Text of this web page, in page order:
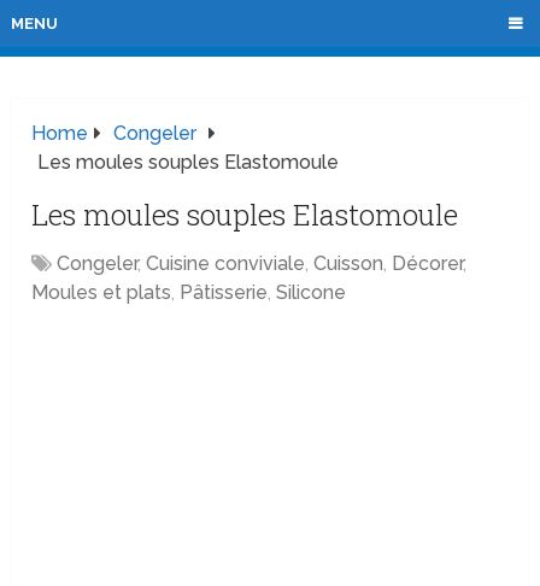
MENU
Home
Congeler
Les moules souples Elastomoule
Les moules souples Elastomoule
Congeler,Cuisine conviviale,Cuisson, Décorer,
Moules et plats, Pâtisserie,Silicone